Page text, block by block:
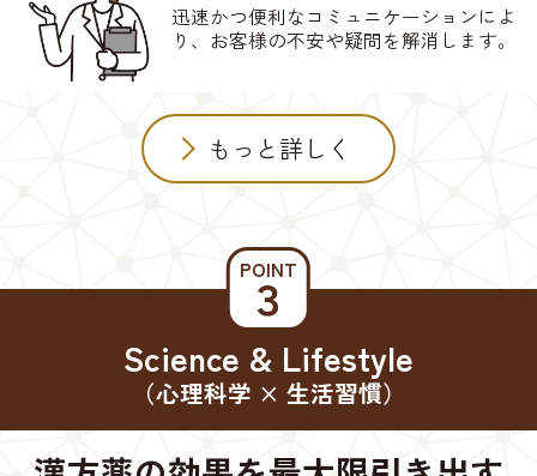
迅速かつ便利なコミュニケーションによ
り、お客様の不安や疑問を解消します。
もっと詳しく
POINT
３
Science & Lifestyle
（心理科学 × 生活習慣）